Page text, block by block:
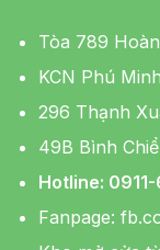
Tòa 789
KCN Phú
296 Thạnh
49B Bình
Hotline:
Fanpage: